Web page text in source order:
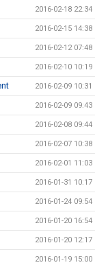
2016-02-18 22:34
2016-02-15 14:38
2016-02-12 07:48
2016-02-10 10:19
2016-02-09 10:31
2016-02-09 09:43
2016-02-08 09:44
2016-02-07 10:38
2016-02-01 11:03
2016-01-31 10:17
2016-01-24 09:54
2016-01-20 16:54
2016-01-20 12:17
2016-01-19 15:00